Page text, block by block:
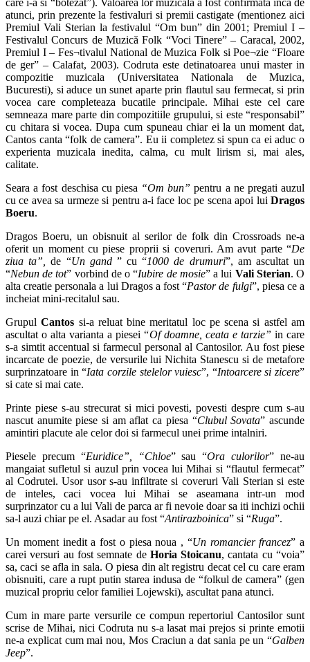
atunci, prin prezente la festivaluri si premii castigate (mentionez aici
Premiul Vali Sterian la festivalul “Om bun” din 2001; Premiul I –
Festivalul Concurs de Muzică Folk “Voci Tinere” – Caracal, 2002,
Premiul I – Fes¬tivalul National de Muzica Folk si Poe¬zie “Floare
de ger” – Calafat, 2003). Codruta este detinatoarea unui master in
compozitie muzicala (Universitatea Nationala de Muzica,
Bucuresti), si aduce un sunet aparte prin flautul sau fermecat, si prin
vocea care completeaza bucatile principale. Mihai este cel care
semneaza mare parte din compozitiile grupului, si este “responsabil”
cu chitara si vocea. Dupa cum spuneau chiar ei la un moment dat,
Cantos canta “folk de camera”. Eu ii completez si spun ca ei aduc o
experienta muzicala inedita, calma, cu mult lirism si, mai ales,
calitate.
Seara a fost deschisa cu piesa “Om bun” pentru a ne pregati auzul
cu ce avea sa urmeze si pentru a-i face loc pe scena apoi lui Dragos
Boeru.
Dragos Boeru, un obisnuit al serilor de folk din Crossroads ne-a
oferit un moment cu piese proprii si coveruri. Am avut parte “De
ziua ta”,
de “Un gand” cu “1000 de drumuri”, am ascultat un
“Nebun de tot” vorbind de o “Iubire de mosie” a lui Vali Sterian. O
alta creatie personala a lui Dragos a fost “Pastor de fulgi”, piesa ce a
incheiat mini-recitalul sau.
GrupulCantos si-a reluat bine meritatul loc pe scena si astfel am
ascultat o alta varianta a piesei “Of doamne, ceata e tarzie” in care
s-a simtit accentual si farmecul personal al Cantosilor. Au fost piese
incarcate de poezie, de versurile lui Nichita Stanescu si de metafore
surprinzatoare in “Iata corzile stelelor vuiesc”, “Intoarcere si zicere”
si cate si mai cate.
Printe piese s-au strecurat si mici povesti, povesti despre cum s-au
nascut anumite piese si am aflat ca piesa “Clubul Sovata” ascunde
amintiri placute ale celor doi si farmecul unei prime intalniri.
Piesele precum “Euridice”, “Chloe” sau “Ora culorilor” ne-au
mangaiat sufletul si auzul prin vocea lui Mihai si “flautul fermecat”
al Codrutei. Usor usor s-au infiltrate si coveruri Vali Sterian si este
de inteles, caci vocea lui Mihai se aseamana intr-un mod
surprinzator cu a lui Vali de parca ar fi nevoie doar sa iti inchizi ochii
sa-l auzi chiar pe el. Asadar au fost “Antirazboinica” si “Ruga”.
Un moment inedit a fost o piesa noua , “Un romancier francez” a
carei versuri au fost semnate de Horia Stoicanu, cantata cu “voia”
sa, caci se afla in sala. O piesa din alt registru decat cel cu care eram
obisnuiti, care a rupt putin starea indusa de “folkul de camera” (gen
muzical propriu celor familiei Lojewski), ascultat pana atunci.
Cum in mare parte versurile ce compun repertoriul Cantosilor sunt
scrise de Mihai, nici Codruta nu s-a lasat mai prejos si printe emotii
ne-a explicat cum mai nou, Mos Craciun a dat sania pe un “Galben
Jeep”.